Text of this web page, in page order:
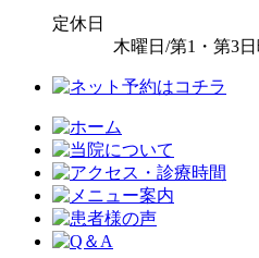
定休日
木曜日/第1・第3日